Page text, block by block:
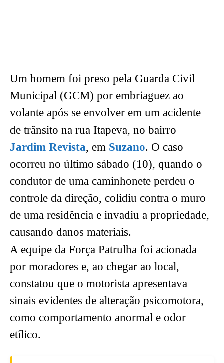
Um homem foi preso pela Guarda Civil
Municipal (GCM) por embriaguez ao
volante após se envolver em um acidente
de trânsito na rua Itapeva, no bairro
Jardim Revista, em Suzano. O caso
ocorreu no último sábado (10), quando o
condutor de uma caminhonete perdeu o
controle da direção, colidiu contra o muro
de uma residência e invadiu a propriedade,
causando danos materiais.
A equipe da Força Patrulha foi acionada
por moradores e, ao chegar ao local,
constatou que o motorista apresentava
sinais evidentes de alteração psicomotora,
como comportamento anormal e odor
etílico.